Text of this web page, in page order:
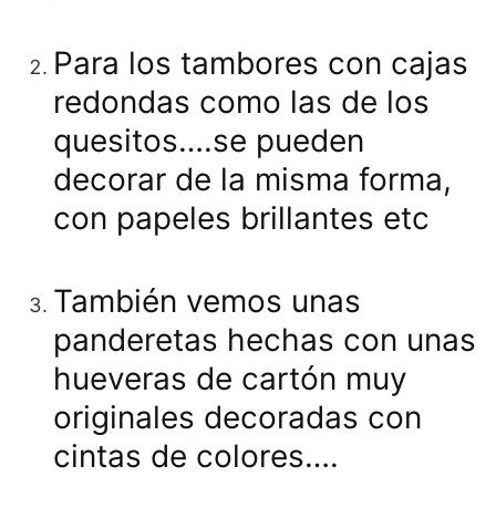
Para los tambores con cajas
redondas como las de los
quesitos….se pueden
decorar de la misma forma,
con papeles brillantes etc
También vemos unas
panderetas hechas con unas
hueveras de cartón muy
originales decoradas con
cintas de colores….